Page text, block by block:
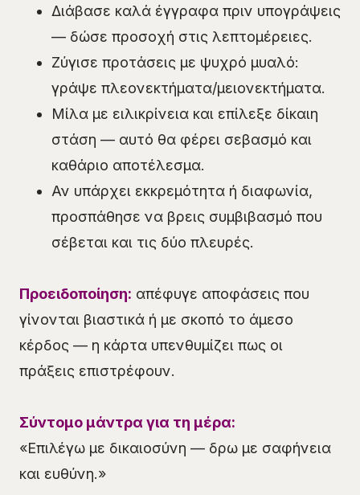
Διάβασε καλά έγγραφα πριν υπογράψεις
— δώσε προσοχή στις λεπτομέρειες.
Ζύγισε προτάσεις με ψυχρό μυαλό:
γράψε πλεονεκτήματα/μειονεκτήματα.
Μίλα με ειλικρίνεια και επίλεξε δίκαιη
στάση — αυτό θα φέρει σεβασμό και
καθάριο αποτέλεσμα.
Αν υπάρχει εκκρεμότητα ή διαφωνία,
προσπάθησε να βρεις συμβιβασμό που
σέβεται και τις δύο πλευρές.
Προειδοποίηση: απέφυγε αποφάσεις που
γίνονται βιαστικά ή με σκοπό το άμεσο
κέρδος — η κάρτα υπενθυμίζει πως οι
πράξεις επιστρέφουν.
Σύντομο μάντρα για τη μέρα:
«Επιλέγω με δικαιοσύνη — δρω με σαφήνεια
και ευθύνη.»